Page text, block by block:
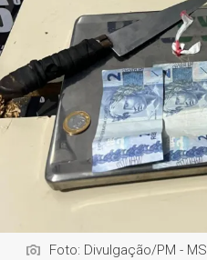
Foto: Divulgação/PM - MS